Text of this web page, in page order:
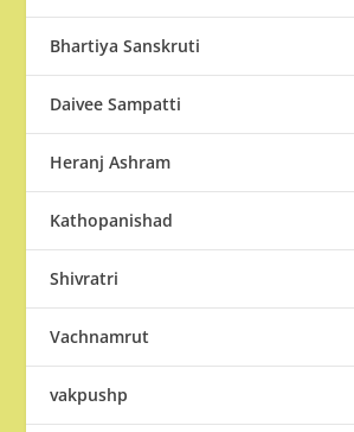
Bhartiya Sanskruti
Daivee Sampatti
Heranj Ashram
Kathopanishad
Shivratri
Vachnamrut
vakpushp